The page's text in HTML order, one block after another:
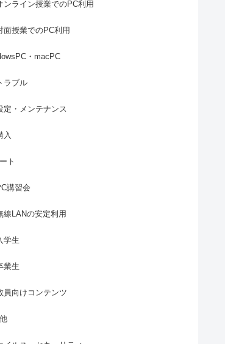
ンライン授業でのPC利用
面授業でのPC利用
・macPC
ラブル
定・メンテナンス
入
ト
講習会
線LANの安定利用
学生
業生
員向けコンテンツ